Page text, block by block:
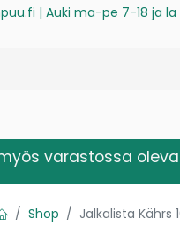
| Auki ma-pe 7-18 ja la
varastossa
Shop Jalkalista